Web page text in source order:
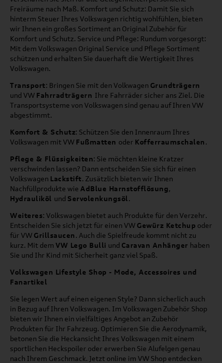
Freiräume nach Maß. Komfort und Schutz: Damit Sie sich
hinterm Steuer Ihres Volkswagen richtig wohlfühlen, bieten
wir Ihnen ein großes Sortiment an Original Zubehör für
Komfort und Schutz. Service und Pflege: Rundum vorgesorgt:
Mit dem Volkswagen Original Service und Pflege Sortiment
schützen und erhalten Sie dauerhaft die Wertigkeit Ihres
Volkswagen.
Transport: Bringen Sie mit den Volkwagen Grundträgern
und VW Fahrradträgern Ihre Fahrräder sicher ans Ziel. Die
Transportsysteme von Volkswagen sind genau auf Ihren VW
abgestimmt.
Komfort & Schutz: Schützen Sie den Innenraum Ihres
Volkswagen mit VW Fußmatten oder Kofferraumschalen.
Pflege & Flüssigkeiten: Sie möchten kleine Kratzer
verschwinden lassen? Dann entscheiden Sie sich für einen
Volkswagen Lackstift. Zusätzlich bieten wir Ihnen
Nachfüllprodukte wie AdBlue Harnstofflösung,
Hydrauliköl und Servolenkungsöl.
Weiteres: Volkswagen bietet auch Produkte für den Verzehr.
Entscheiden Sie sich jetzt für einen VW Gewürz Ketchup oder
für VW Grillsaucen. Auch die Spielfreude kommt nicht zu
kurz. Mit dem VW Lego Bulli und Caravan Anhänger haben
Sie und Ihr Kind mit Sicherheit ganz viel Spaß.
Volkswagen Lifestyle Shop - Mode, Accessoires und
Fanartikel
Sie legen Wert auf einen eigenen Style? Dann sicherlich auch
in Bezug auf Ihren Volkswagen. Im Volkswagen Zubehör Shop
bieten wir Ihnen ein vielfältiges Angebot an Zubehör
Produkten für Ihr Fahrzeug. Optimieren Sie die Aerodynamik,
betonen Sie die Heckansicht Ihres Volkswagen mit einem
sportlichen Heckspoiler oder erwerben Sie Alufelgen genau
nach Ihrem Geschmack. Jetzt online im VW Shop entdecken